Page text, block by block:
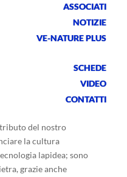
ASSOCIATI
NOTIZIE
VE-NATURE PLUS
SCHEDE
VIDEO
CONTATTI
L’Architettura
opera di straordinaria
del nostro
la cultura
lapidea; sono
grazie anche